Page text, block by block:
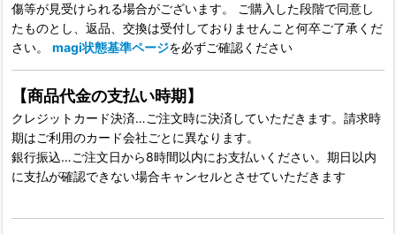
傷等が見受けられる場合がございます。 ご購入した段階で同意し
たものとし、返品、交換は受付しておりませんこと何卒ご了承くだ
さい。 magi状態基準ページを必ずご確認ください
【商品代金の支払い時期】
クレジットカード決済…ご注文時に決済していただきます。請求時
期はご利用のカード会社ごとに異なります。
銀行振込…ご注文日から8時間以内にお支払いください。期日以内
に支払が確認できない場合キャンセルとさせていただきます